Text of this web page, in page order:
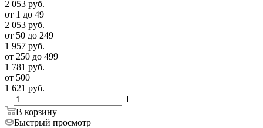
2 053 руб.
от 1 до 49
2 053 руб.
от 50 до 249
1 957 руб.
от 250 до 499
1 781 руб.
от 500
1 621 руб.
В корзину
Быстрый просмотр